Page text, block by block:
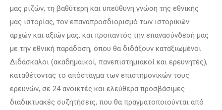
μας ριζών, τη βαθύτερη και υπεύθυνη γνώση της εθνικής
μας ιστορίας, τον επαναπροσδιορισμό των ιστορικών
αρχών και αξιών μας, και προπαντός την επανασύνδεσή μας
με την εθνική παράδοση, όπου θα διδάξουν καταξιωμένοι
Διδάσκαλοι (ακαδημαϊκοί, πανεπιστημιακοί και ερευνητές),
καταθέτοντας το απόσταγμα των επιστημονικών τους
ερευνών, σε 24 ανοικτές και ελεύθερα προσβάσιμες
διαδικτυακές συζητήσεις, που θα πραγματοποιούνται από